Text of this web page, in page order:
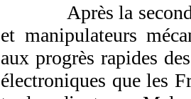
Après la seconde
et manipulateurs
aux progrès rapides
électroniques que les